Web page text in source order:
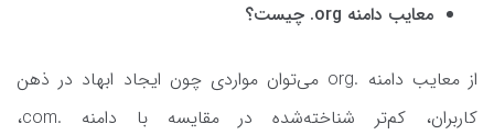
معایب دامنه org. چیست؟
از معایب دامنه .org می‌توان مواردی چون ایجاد ابهاد در ذهن
کاربران، کم‌تر شناخته‌شده در مقایسه با دامنه .com،